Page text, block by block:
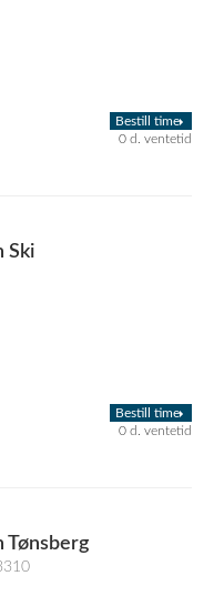
Bestill time
0 d. ventetid
Ski
Bestill time
0 d. ventetid
Tønsberg